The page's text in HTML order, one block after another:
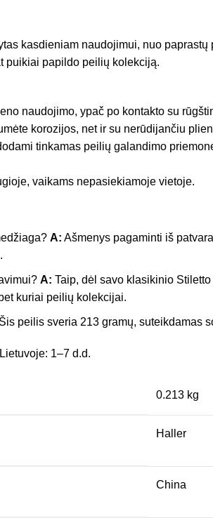
kasdieniam naudojimui, nuo paprastų
puikiai papildo peilių kolekciją.
naudojimo, ypač po kontakto su
korozijos, net ir su nerūdijančiu
tinkamas peilių galandimo
vaikams nepasiekiamoje vietoje.
A: Ašmenys pagaminti iš
A: Taip, dėl savo klasikinio
kuriai peilių kolekcijai.
Šis peilis sveria 213 gramų, suteikdamas
1–7 d.d.
0.213 kg
Haller
China